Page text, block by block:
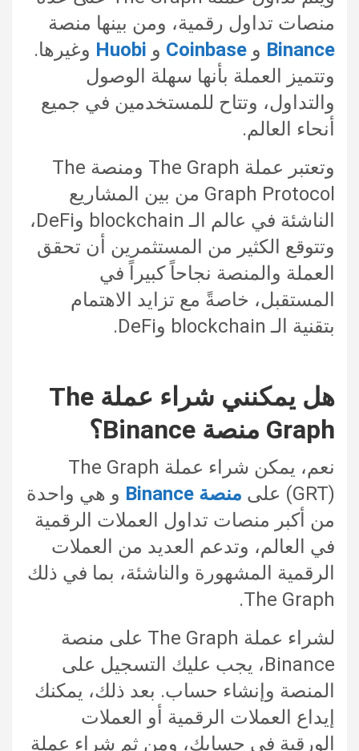
منصات تداول رقمية، ومن بينها منصة
Binance و Coinbase و Huobi وغيرها.
وتتميز العملة بأنها سهلة الوصول
والتداول، وتتاح للمستخدمين في جميع
أنحاء العالم.
وتعتبر عملة The Graph ومنصة The
Graph Protocol من بين المشاريع
الناشئة في عالم الـ blockchain وDeFi،
وتتوقع الكثير من المستثمرين أن تحقق
العملة والمنصة نجاحاً كبيراً في
المستقبل، خاصةً مع تزايد الاهتمام
بتقنية الـ blockchain وDeFi.
هل يمكنني شراء عملة The
Graph منصة Binance؟
نعم، يمكن شراء عملة The Graph
(GRT) على
منصة Binance
و هي واحدة
من أكبر منصات تداول العملات الرقمية
في العالم، وتدعم العديد من العملات
الرقمية المشهورة والناشئة، بما في ذلك
The Graph.
لشراء عملة The Graph على منصة
Binance، يجب عليك التسجيل على
المنصة وإنشاء حساب. بعد ذلك، يمكنك
إيداع العملات الرقمية أو العملات
الورقية في حسابك، ومن ثم شراء عملة